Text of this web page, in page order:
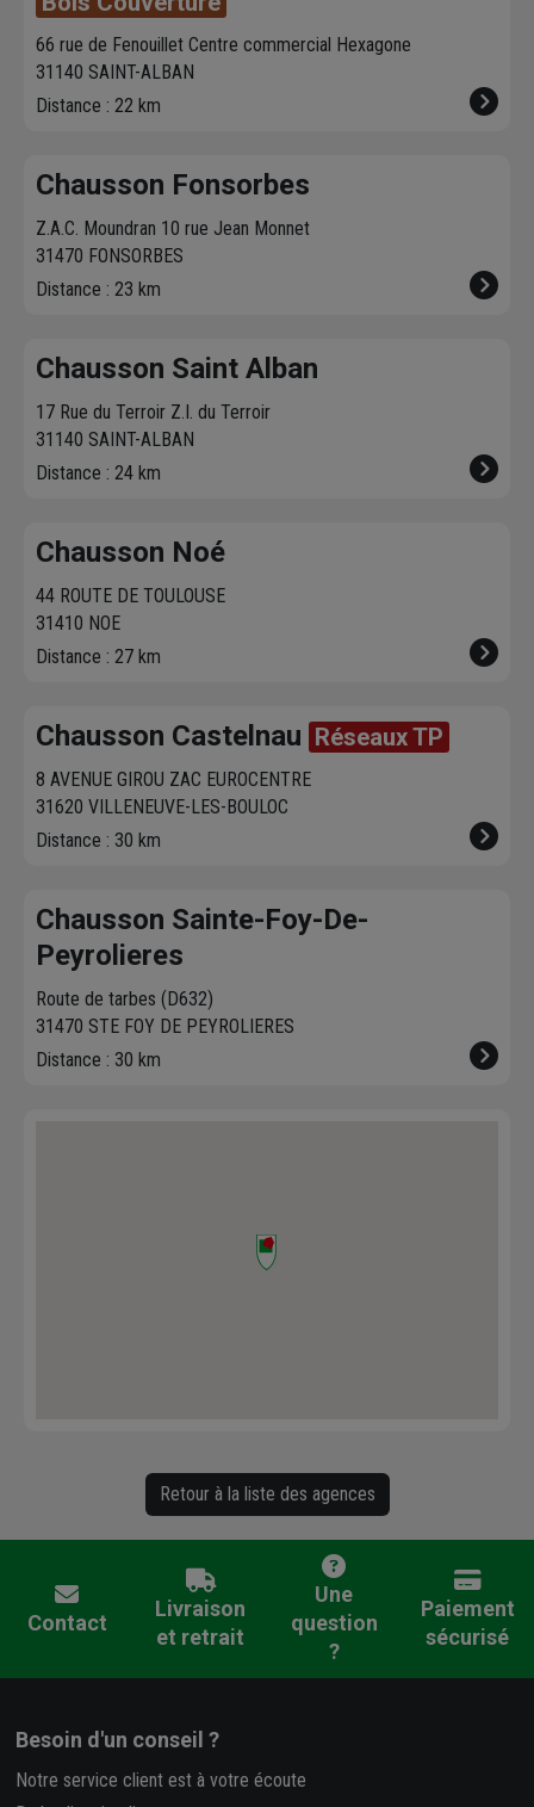
66 rue de Fenouillet Centre commercial Hexagone
31140 SAINT-ALBAN
Distance : 22 km
Chausson Fonsorbes
Z.A.C. Moundran 10 rue Jean Monnet
31470 FONSORBES
Distance : 23 km
Chausson Saint Alban
17 Rue du Terroir Z.I. du Terroir
31140 SAINT-ALBAN
Distance : 24 km
Chausson Noé
44 ROUTE DE TOULOUSE
31410 NOE
Distance : 27 km
Chausson Castelnau Réseaux TP
8 AVENUE GIROU ZAC EUROCENTRE
31620 VILLENEUVE-LES-BOULOC
Distance : 30 km
Chausson Sainte-Foy-De-
Peyrolieres
Route de tarbes (D632)
31470 STE FOY DE PEYROLIERES
Distance : 30 km
Retour à la liste des agences
Contact
Livraison
et retrait
Une
question
?
Paiement
sécurisé
Besoin d'un conseil ?
Notre service client est à votre écoute